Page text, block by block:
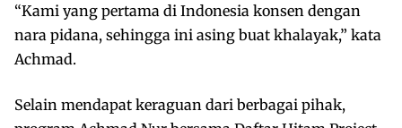
“Kami yang pertama di Indonesia konsen dengan
nara pidana, sehingga ini asing buat khalayak,” kata
Achmad.
Selain mendapat keraguan dari berbagai pihak,